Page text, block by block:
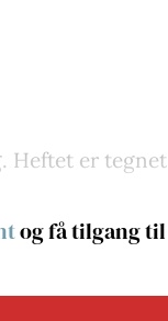
Heftet er tegnet
og få tilgang til